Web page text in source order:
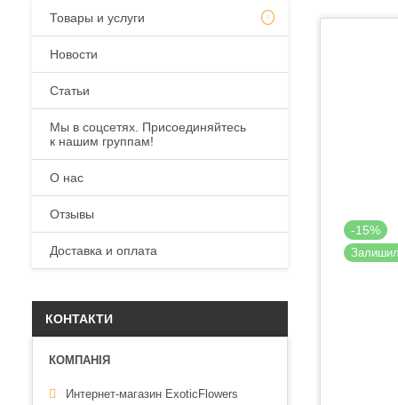
-15%
Товары и услуги
Новости
Статьи
Мы в соцсетях. Присоединяйтесь
к нашим группам!
О нас
Отзывы
Доставка и оплата
КОНТАКТИ
Интернет-магазин ExoticFlowers